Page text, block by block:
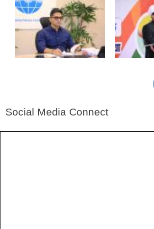
Social Media Connect